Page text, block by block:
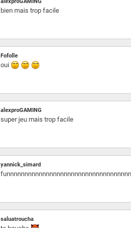
bien mais trop facile
Fofolle
oui
alexproGAMING
super jeu mais trop facile
yannick_simard
saluatroucha